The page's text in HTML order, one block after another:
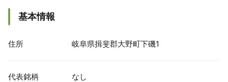
基本情報
住所 岐阜県揖斐郡大野町下磯1
代表銘柄 なし